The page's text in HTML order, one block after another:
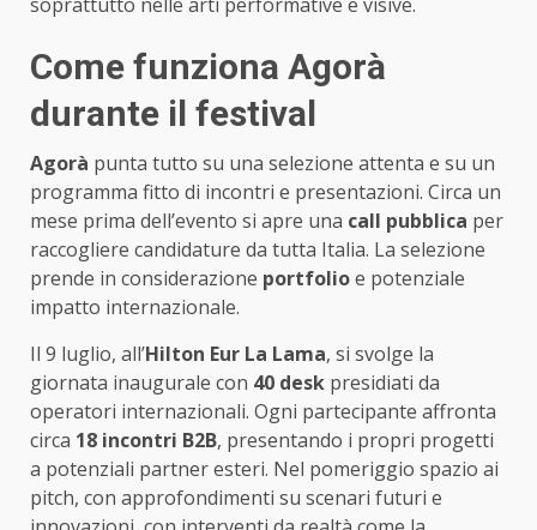
Come funziona Agorà
durante il festival
Agorà punta tutto su una selezione attenta e su un
programma fitto di incontri e presentazioni. Circa un
mese prima dell’evento si apre una call pubblica per
raccogliere candidature da tutta Italia. La selezione
prende in considerazione portfolioe potenziale
impatto internazionale.
Il 9 luglio, all’Hilton Eur La Lama, si svolge la
giornata inaugurale con 40 desk presidiati da
operatori internazionali. Ogni partecipante affronta
circa 18 incontri B2B, presentando i propri progetti
a potenziali partner esteri. Nel pomeriggio spazio ai
pitch, con approfondimenti su scenari futuri e